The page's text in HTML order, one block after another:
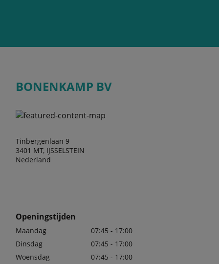
BONENKAMP BV
Tinbergenlaan 9
3401 MT, IJSSELSTEIN
Nederland
Openingstijden
Maandag
07:45 - 17:00
Dinsdag
07:45 - 17:00
Woensdag
07:45 - 17:00